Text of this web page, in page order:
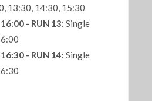
13:30, 14:30, 15:30
- RUN 13: Single
- RUN 14: Single